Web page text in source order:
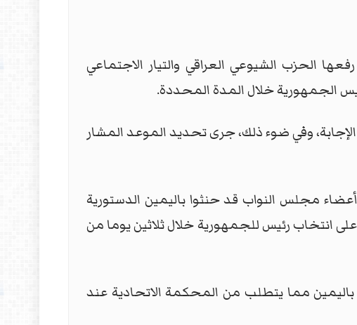
موعداً للنظر في الدعوى التي رفعها الحزب الشيوعي العراقي والتيار الاجتماعي
الجمهورية خلال المدة المحددة.
وفي ضوء ذلك، جرى تحديد الموعد المشار
مجلس النواب قد حنثوا باليمين الدستورية
انتخاب رئيس للجمهورية خلال ثلاثين يوما من
باليمين مما يتطلب من المحكمة الاتحادية عند